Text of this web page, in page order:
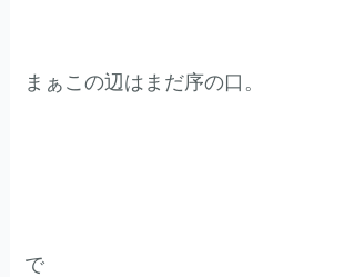
まぁこの辺はまだ序の口。
で